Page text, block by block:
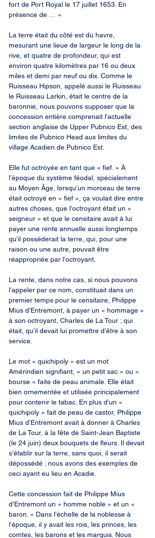
fort de Port Royal le 17 juillet 1653. En
présence de … »
La terre était du côté est du havre,
mesurant une lieue de largeur le long de la
rive, et quatre de profondeur, qui est
environ quatre kilomètres par 16 ou deux
miles et demi par neuf ou dix. Comme le
Ruisseau Hipson, appelé aussi le Ruisseau
le Ruisseau Larkin, était le centre de la
baronnie, nous pouvons supposer que la
concession entière comprenait l’actuelle
section anglaise de Upper Pubnico Est, des
limites de Pubnico Head aux limites du
village Acadien de Pubnico Est.
Elle fut octroyée en tant que « fief. » À
l’époque du système féodal, spécialement
au Moyen Âge, lorsqu’un morceau de terre
était octroyé en « fief », ça voulait dire entre
autres choses, que l’octroyant était un «
seigneur » et que le censitaire avait à lui
payer une rente annuelle aussi longtemps
qu’il possèderait la terre, qui, pour une
raison ou une autre, pouvait être
réappropriée par l’octroyant.
La rente, dans notre cas, si nous pouvons
l’appeler par ce nom, constituait dans un
premier temps pour le censitaire, Philippe
Mius d’Entremont, à payer un « hommage »
à son octroyant, Charles de La Tour ; qui
était, qu’il devait lui promettre d’être à son
service.
Le mot « quichipoly » est un mot
Amérindien signifiant, « un petit sac » ou «
bourse » faite de peau animale. Elle était
bien ornementée et utilisée principalement
pour contenir le tabac. En plus d’un «
quichipoly » fait de peau de castor, Philippe
Mius d’Entremont avait à donner à Charles
de La Tour, à la fête de Saint-Jean Baptiste
(le 24 juin) deux bouquets de fleurs. Il devait
s’établir sur la terre, sans quoi, il serait
dépossédé ; nous avons des exemples de
ceci ayant eu lieu en Acadie.
Cette concession fait de Philippe Mius
d’Entremont un « homme noble » et un «
baron. » Dans l’échelle de la noblesse à
l’époque, il y avait les rois, les princes, les
comtes, les barons et les marquis. Nous